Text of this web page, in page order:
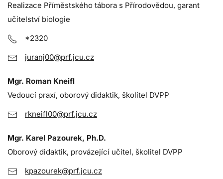
Realizace Příměstského tábora s Přírodovědou, garant
učitelství biologie
*2320
juranj00@prf.jcu.cz
Mgr. Roman Kneifl
Vedoucí praxí, oborový didaktik, školitel DVPP
rkneifl00@prf.jcu.cz
Mgr. Karel Pazourek, Ph.D.
Oborový didaktik, provázející učitel, školitel DVPP
kpazourek@prf.jcu.cz